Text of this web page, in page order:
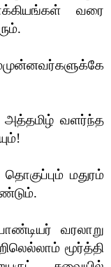
வரை
அத்தமிழ் வளர்ந்த
மதுரம்
வரலாறு
மூர்த்தி